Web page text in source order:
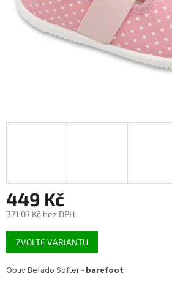
449 Kč
371,07 Kč bez DPH
Měrná
cena:
ZVOLTE VARIANTU
Obuv Befado Softer - barefoot